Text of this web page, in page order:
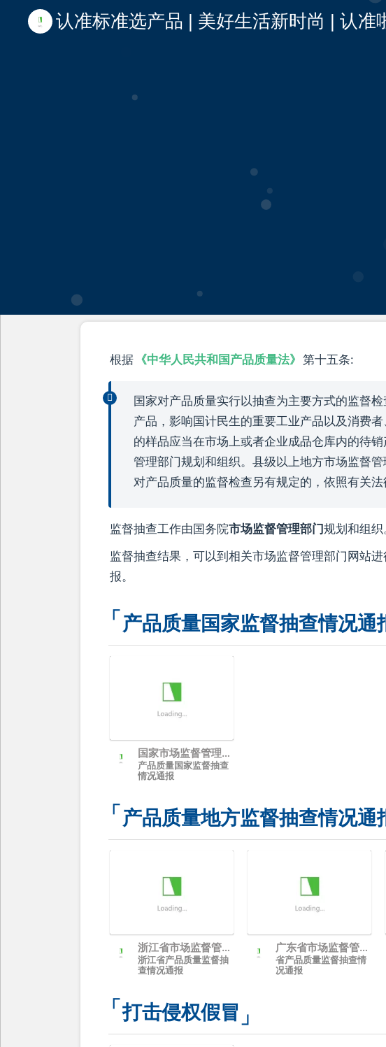
认准标准选产品 | 美好生活新时尚 | 认准
根据 《中华人民共和国产品质量法》 第十五条:
国家对产品质量实行以抽查为主要方式的监督
产品，影响国计民生的重要工业产品以及消费
的样品应当在市场上或者企业成品仓库内的待
管理部门规划和组织。县级以上地方市场监督
对产品质量的监督检查另有规定的，依照有关法
监督抽查工作由国务院市场监督管理部门规划和组织
监督抽查结果，可以到相关市场监督管理部门网站
报。
产品质量国家监督抽查情况通
国家市场监督管理总
局
产品质量国家监督抽查
情况通报
产品质量地方监督抽查情况通
浙江省市场监督管理
局(知识产权局)
浙江省产品质量监督抽
查情况通报
广东省市场监督管理
局(知识产权局))
省产品质量监督抽查情
况通报
打击侵权假冒